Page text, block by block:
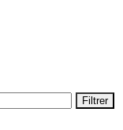
Filtrer